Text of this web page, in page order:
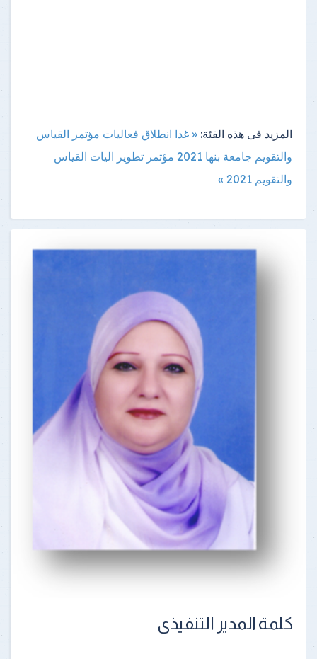
المزيد فى هذه الفئة: « غدا انطلاق فعاليات مؤتمر القياس
والتقويم جامعة بنها 2021
مؤتمر تطوير اليات القياس
والتقويم 2021 »
كلمة المدير التنفيذى